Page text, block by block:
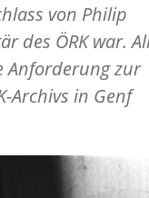
von Philip
des ÖRK war.
Anforderung zur
Archivs in Genf